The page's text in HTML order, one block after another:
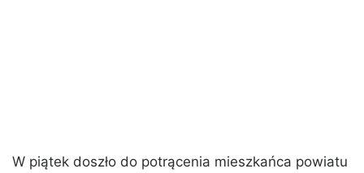
W piątek doszło do potrącenia mieszkańca powiatu